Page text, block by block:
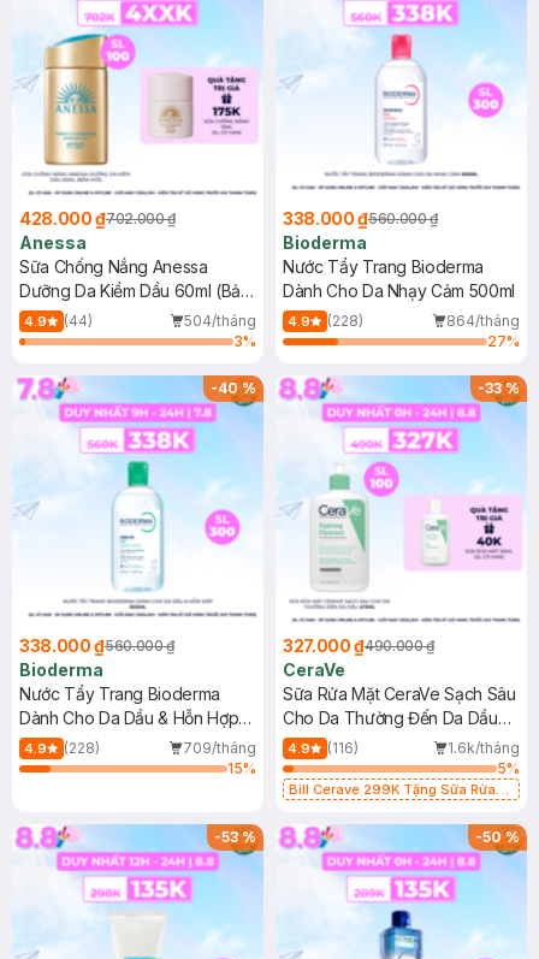
428.000 ₫702.000 ₫
Anessa
Sữa Chống Nắng Anessa
Dưỡng Da Kiềm Dầu 60ml (Bản
Mới)
4.9 (44)
504/tháng
3%
338.000 ₫560.000 ₫
Bioderma
Nước Tẩy Trang Bioderma
Dành Cho Da Nhạy Cảm 500ml
4.9 (228)
864/tháng
27%
-40%
338.000 ₫560.000 ₫
Bioderma
Nước Tẩy Trang Bioderma
Dành Cho Da Dầu & Hỗn Hợp
500ml
4.9 (228)
709/tháng
15%
-33%
327.000 ₫490.000 ₫
CeraVe
Sữa Rửa Mặt CeraVe Sạch Sâu
Cho Da Thường Đến Da Dầu
473ml
4.9 (116)
1.6k/tháng
5%
Bill Cerave 299K Tặng Sữa Rửa
-53% -50%